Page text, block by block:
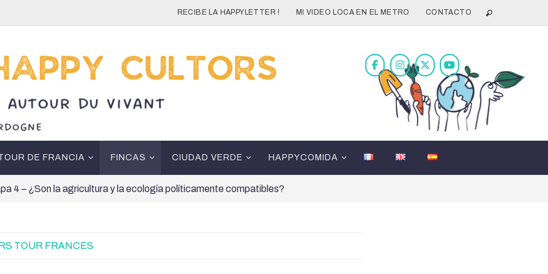
RECIBE LA HAPPYLETTER ! MI VIDEO LOCA EN EL METRO CONTACTO
DE FRANCIA FINCAS CIUDAD VERDE HAPPYCOMIDA
4 – ¿Son la agricultura y la ecología políticamente compatibles?
TOUR FRANCES